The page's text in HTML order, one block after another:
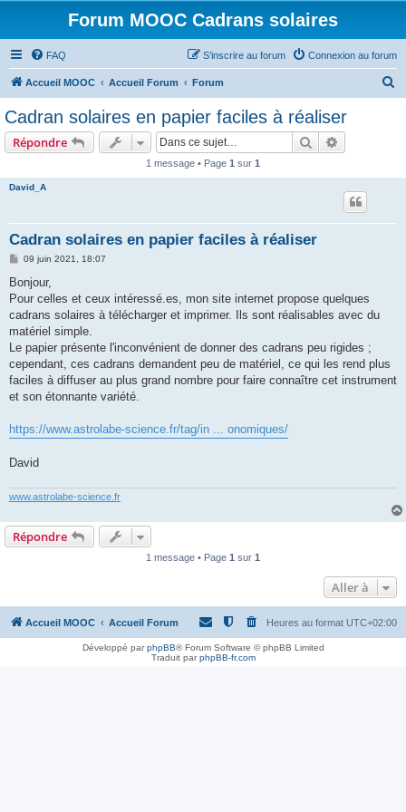
Forum MOOC Cadrans solaires
FAQ Connexion au forum
S’inscrire au forum
Accueil MOOC Accueil Forum Forum
Cadran solaires en papier faciles à réaliser
Répondre Rechercher
1 message • Page 1 sur 1
David_A
Cadran solaires en papier faciles à réaliser
M
s
a
g
09 juin 2021, 18:07
Bonjour,
Pour celles et ceux intéressé.es, mon site internet propose quelques
cadrans solaires à télécharger et imprimer. Ils sont réalisables avec du
matériel simple.
Le papier présente l'inconvénient de donner des cadrans peu rigides ;
cependant, ces cadrans demandent peu de matériel, ce qui les rend plus
faciles à diffuser au plus grand nombre pour faire connaître cet instrument
et son étonnante variété.
https://www.astrolabe-science.fr/tag/in ... onomiques/
David
www.astrolabe-science.fr
Répondre
1 message • Page 1 sur 1
Aller à
Accueil MOOC Accueil Forum Heures au format UTC+02:00
Développé parphpBB® Forum Software © phpBB Limited
Traduit parphpBB-fr.com